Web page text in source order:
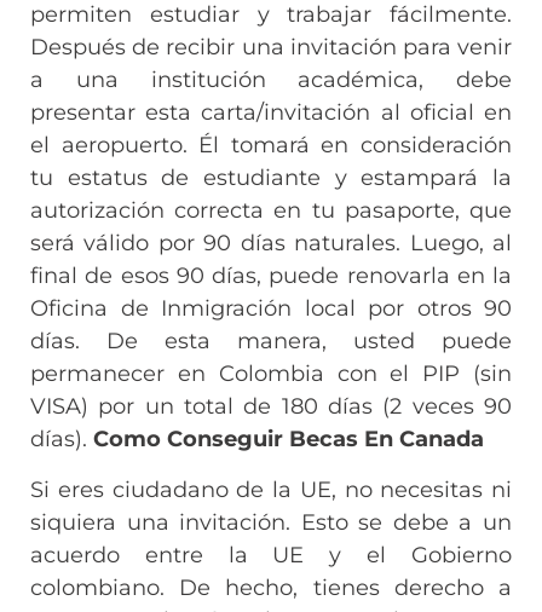
permiten estudiar y trabajar fácilmente.
Después de recibir una invitación para venir
a una institución académica, debe
presentar esta carta/invitación al oficial en
el aeropuerto. Él tomará en consideración
tu estatus de estudiante y estampará la
autorización correcta en tu pasaporte, que
será válido por 90 días naturales. Luego, al
final de esos 90 días, puede renovarla en la
Oficina de Inmigración local por otros 90
días. De esta manera, usted puede
permanecer en Colombia con el PIP (sin
VISA) por un total de 180 días (2 veces 90
días). Como Conseguir Becas En Canada
Si eres ciudadano de la UE, no necesitas ni
siquiera una invitación. Esto se debe a un
acuerdo entre la UE y el Gobierno
colombiano. De hecho, tienes derecho a